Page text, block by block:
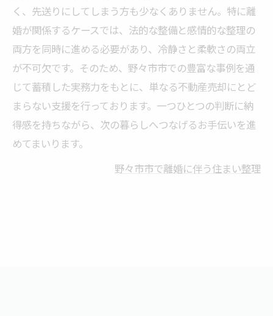
く、先送りにしてしまう方も少なくありません。特に離
婚が関係するケースでは、法的な整備と感情的な整理の
両方を同時に進める必要があり、冷静さと柔軟さの両立
が不可欠です。そのため、野々市市での豊富な事例を通
じて蓄積した実務力をもとに、単なる不動産売却にとど
まらない支援を行っております。一つひとつの判断に納
得感を持ちながら、次の暮らしへつなげるお手伝いを進
めてまいります。
野々市市で離婚に伴う住まい整理